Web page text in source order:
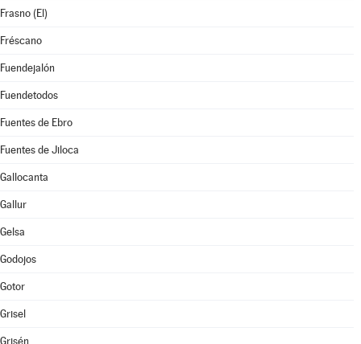
Frasno (El)
Fréscano
Fuendejalón
Fuendetodos
Fuentes de Ebro
Fuentes de Jiloca
Gallocanta
Gallur
Gelsa
Godojos
Gotor
Grisel
Grisén